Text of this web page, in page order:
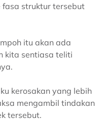
struktur tersebut
itu akan ada
kita sentiasa teliti
kerosakan yang lebih
mengambil tindakan
tersebut.